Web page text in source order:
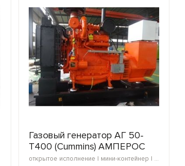
Газовый генератор АГ 50-
Т400 (Cummins) АМПЕРОС
открытое исполнение | мини-контейнер | в кожухе | блок-контейнер | морской контейнер